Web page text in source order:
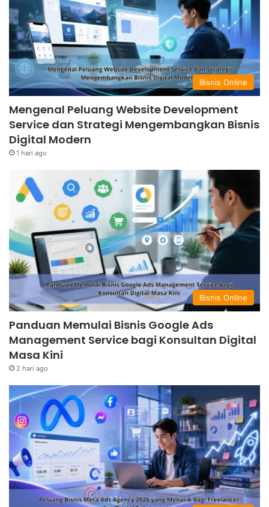
Bisnis Online
Mengenal Peluang Website Development
Service dan Strategi Mengembangkan Bisnis
Digital Modern
1 hari ago
Bisnis Online
Panduan Memulai Bisnis Google Ads
Management Service bagi Konsultan Digital
Masa Kini
2 hari ago